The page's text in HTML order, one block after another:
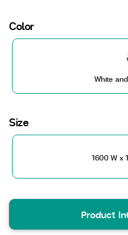
Color
White
Size
1600 W x
Product